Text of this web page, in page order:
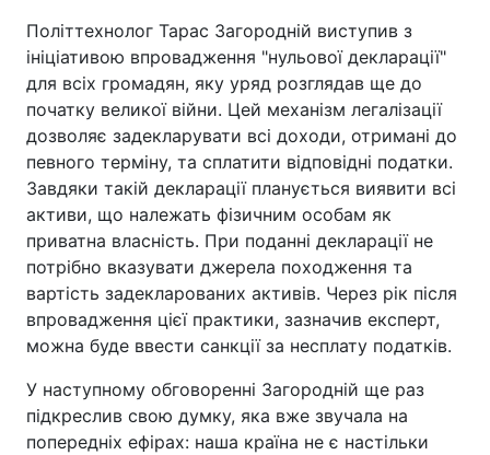
Політтехнолог Тарас Загородній виступив з
ініціативою впровадження "нульової декларації"
для всіх громадян, яку уряд розглядав ще до
початку великої війни. Цей механізм легалізації
дозволяє задекларувати всі доходи, отримані до
певного терміну, та сплатити відповідні податки.
Завдяки такій декларації планується виявити всі
активи, що належать фізичним особам як
приватна власність. При поданні декларації не
потрібно вказувати джерела походження та
вартість задекларованих активів. Через рік після
впровадження цієї практики, зазначив експерт,
можна буде ввести санкції за несплату податків.
У наступному обговоренні Загородній ще раз
підкреслив свою думку, яка вже звучала на
попередніх ефірах: наша країна не є настільки